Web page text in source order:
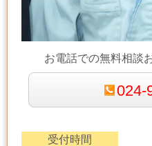
お電話での無料相談
024-
受付時間